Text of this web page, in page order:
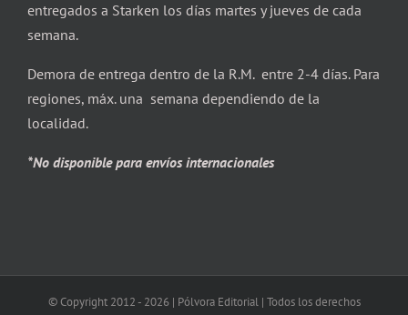
entregados a Starken los días martes y jueves de cada
semana.
Demora de entrega dentro de la R.M. entre 2-4 días. Para
regiones, máx. una semana dependiendo de la
localidad.
*No disponible para envíos internacionales
© Copyright 2012 - 2026 | Pólvora Editorial | Todos los derechos